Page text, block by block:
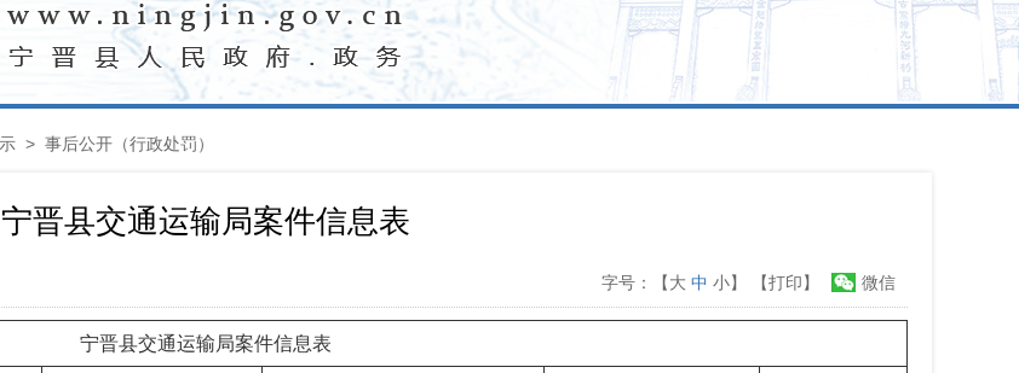
> 事后公开（行政处罚）
宁晋县交通运输局案件信息表
微信
字号：【大 中 小】 【打印】
宁晋县交通运输局案件信息表